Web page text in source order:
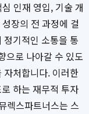
인재 영입, 기술 개
장의 전 과정에 걸
기적인 소통을 통
으로 나아갈 수 있도
자처합니다. 이러한
하는 재무적 투자
렉스파트너스는 스